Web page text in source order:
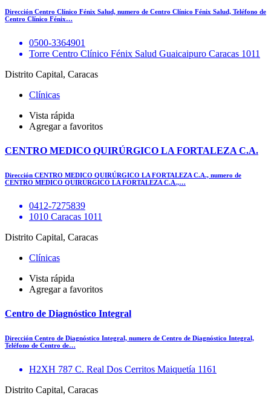
Dirección Centro Clínico Fénix Salud, numero de Centro Clínico Fénix Salud, Teléfono de
Centro Clínico Fénix…
0500-3364901
Torre Centro Clínico Fénix Salud Guaicaipuro Caracas 1011
Distrito Capital, Caracas
Clínicas
Vista rápida
Agregar a favoritos
CENTRO MEDICO QUIRÚRGICO LA FORTALEZA C.A.
Dirección CENTRO MEDICO QUIRÚRGICO LA FORTALEZA C.A., numero de
CENTRO MEDICO QUIRÚRGICO LA FORTALEZA C.A.,…
0412-7275839
1010 Caracas 1011
Distrito Capital, Caracas
Clínicas
Vista rápida
Agregar a favoritos
Centro de Diagnóstico Integral
Dirección Centro de Diagnóstico Integral, numero de Centro de Diagnóstico Integral,
Teléfono de Centro de…
H2XH 787 C. Real Dos Cerritos Maiquetía 1161
Distrito Capital, Caracas